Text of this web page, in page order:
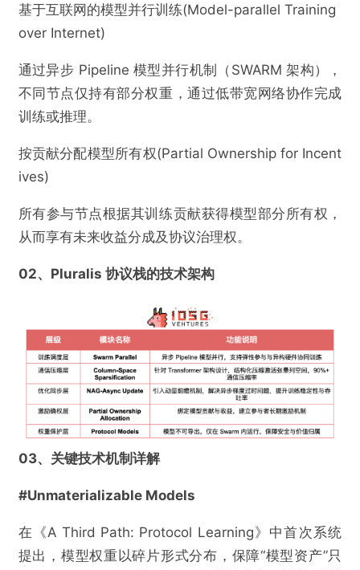
基于互联网的模型并行训练(Model-parallel Training
over Internet)
通过异步 Pipeline 模型并行机制（SWARM 架构），
不同节点仅持有部分权重，通过低带宽网络协作完成
训练或推理。
按贡献分配模型所有权(Partial Ownership for Incent
ives)
所有参与节点根据其训练贡献获得模型部分所有权，
从而享有未来收益分成及协议治理权。
02、Pluralis 协议栈的技术架构
03、关键技术机制详解
#Unmaterializable Models
在《A Third Path: Protocol Learning》中首次系统
提出，模型权重以碎片形式分布，保障“模型资产”只